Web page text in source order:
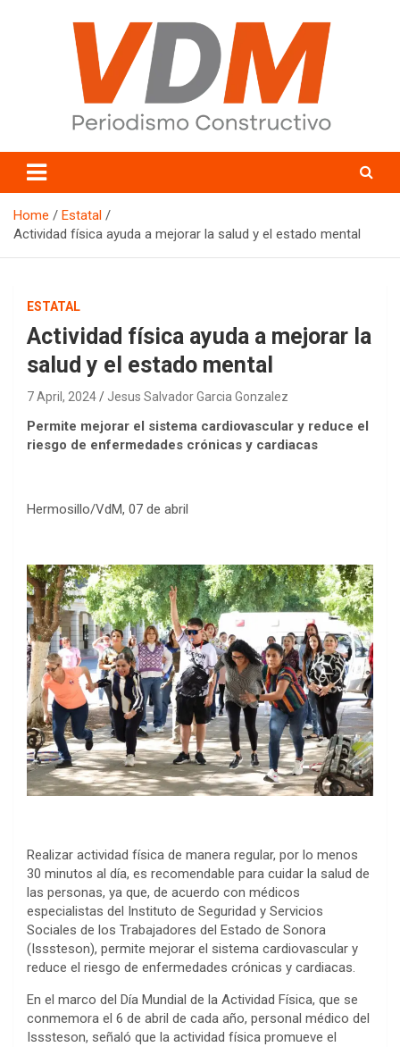
valledelmayo.com
Home
Estatal
Actividad física ayuda a mejorar la salud y el estado mental
ESTATAL
Actividad física ayuda a mejorar la
salud y el estado mental
7 April, 2024 Jesus Salvador Garcia Gonzalez
Permite mejorar el sistema cardiovascular y reduce el
riesgo de enfermedades crónicas y cardiacas
Hermosillo/VdM, 07 de abril
Realizar actividad física de manera regular, por lo menos
30 minutos al día, es recomendable para cuidar la salud de
las personas, ya que, de acuerdo con médicos
especialistas del Instituto de Seguridad y Servicios
Sociales de los Trabajadores del Estado de Sonora
(Isssteson), permite mejorar el sistema cardiovascular y
reduce el riesgo de enfermedades crónicas y cardiacas.
En el marco del Día Mundial de la Actividad Física, que se
conmemora el 6 de abril de cada año, personal médico del
Isssteson, señaló que la actividad física promueve el